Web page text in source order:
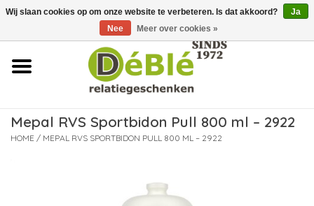
Over ons
Contact
Nieuws
Mepal RVS Sportbidon Pull 800 ml – 2922
HOME / MEPAL RVS SPORTBIDON PULL 800 ML – 2922
Wij slaan cookies op om onze website te verbeteren. Is dat akkoord?
Ja
Nee
Meer over cookies »